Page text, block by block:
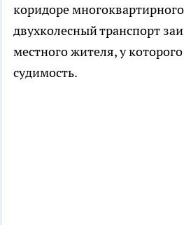
коридоре
двухколесный транспорт
местного жителя, у
судимость.